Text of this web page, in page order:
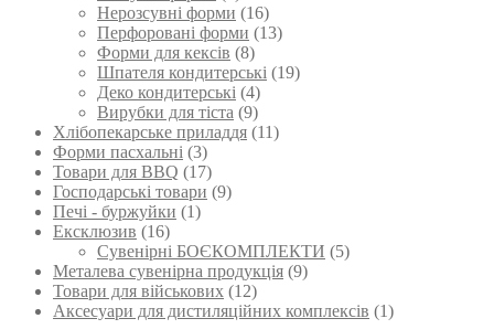
Нерозсувні форми (16)
Перфоровані форми (13)
Форми для кексів (8)
Шпателя кондитерські (19)
Деко кондитерські (4)
Вирубки для тіста (9)
Хлібопекарське приладдя (11)
Форми пасхальні (3)
Товари для BBQ (17)
Господарські товари (9)
Печі - буржуйки (1)
Ексклюзив (16)
Сувенірні БОЄКОМПЛЕКТИ (5)
Металева сувенірна продукція (9)
Товари для військових (12)
Аксесуари для дистиляційних комплексів (1)